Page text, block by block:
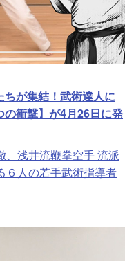
ちが集結！武術達人に
衝撃】が4月26日に発
、浅井流鞭拳空手 流派
６人の若手武術指導者